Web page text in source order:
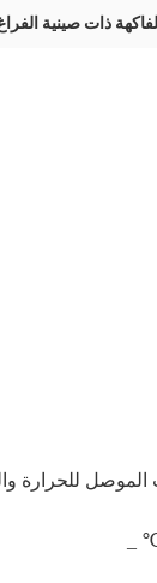
ذات صينية
الموصل للحرارة